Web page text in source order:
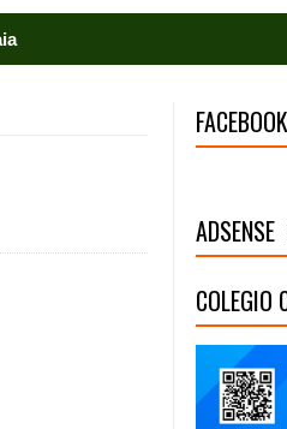
feira
de Samambaia
72% da meta alcançada
trabalhador
FACEBOOK
ADSENSE
COLEGIO